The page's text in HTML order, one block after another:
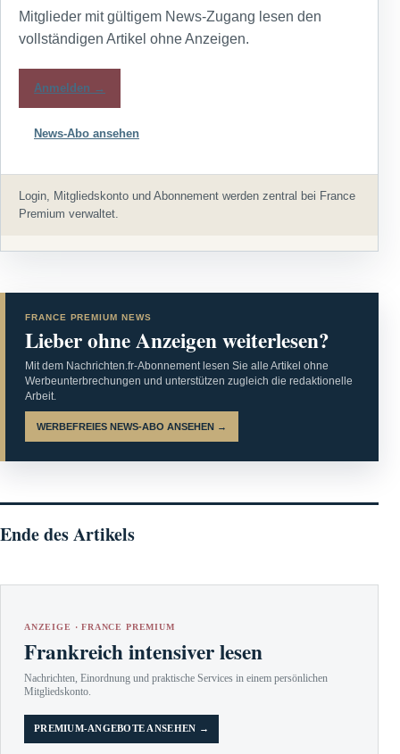
Mitglieder mit gültigem News-Zugang lesen den
vollständigen Artikel ohne Anzeigen.
Anmelden →
News-Abo ansehen
Login, Mitgliedskonto und Abonnement werden zentral bei France
Premium verwaltet.
FRANCE PREMIUM NEWS
Lieber ohne Anzeigen weiterlesen?
Mit dem Nachrichten.fr-Abonnement lesen Sie alle Artikel ohne
Werbeunterbrechungen und unterstützen zugleich die redaktionelle
Arbeit.
WERBEFREIES NEWS-ABO ANSEHEN →
Ende des Artikels
ANZEIGE · FRANCE PREMIUM
Frankreich intensiver lesen
Nachrichten, Einordnung und praktische Services in einem persönlichen
Mitgliedskonto.
PREMIUM-ANGEBOTE ANSEHEN →